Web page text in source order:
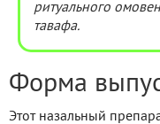
ритуального
тавафа.
Форма
Этот назальный